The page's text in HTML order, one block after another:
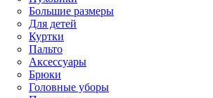
Большие размеры
Для детей
Куртки
Пальто
Аксессуары
Брюки
Головные уборы